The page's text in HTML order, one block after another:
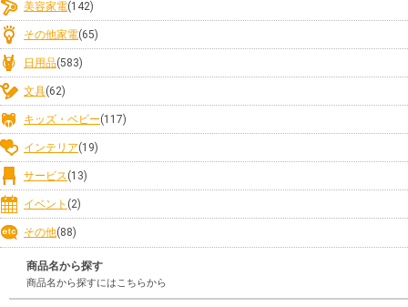
美容家電(142)
その他家電(65)
日用品(583)
文具(62)
キッズ・ベビー(117)
インテリア(19)
サービス(13)
イベント (2)
その他(88)
商品名から探す
商品名から探すにはこちらから